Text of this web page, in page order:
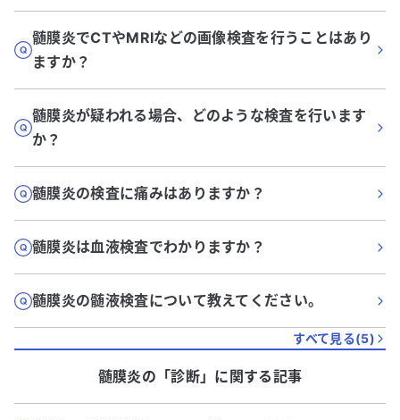
髄膜炎でCTやMRIなどの画像検査を行うことはあり
ますか？
髄膜炎が疑われる場合、どのような検査を行います
か？
髄膜炎の検査に痛みはありますか？
髄膜炎は血液検査でわかりますか？
髄膜炎の髄液検査について教えてください。
すべて見る(5)
髄膜炎の「診断」に関する記事